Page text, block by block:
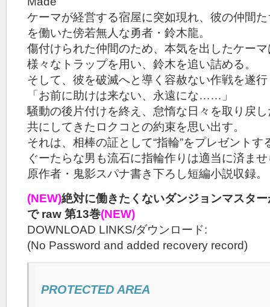
ケーマが経営する宿屋に突如現れ、彼の仲間
を働いた傍若無人な勇者・鈴木龍。
傷付けられた仲間のため、本気を出したケー
様々なトラップを用い、鈴木を追い詰める。
そして、彼を破滅へと導く容赦ない作戦を遂
「お前に助けは来ない、永遠にな……」
騒動の後片付けを終え、怠惰な日々を取り戻
共にしてきたロクコとの約束を思い出す。
それは、相棒の証として“指輪”をプレゼントす
ぐーたらな男も流石に指輪作りは適当に済ま
原作者・鬼影スパナ書き下ろし短編小説収録。
(NEW)絶対に働きたくないダンジョンマスタ
で raw 第13巻(NEW)
DOWNLOAD LINKS/ダウンロード:
(No Password and added recovery record)
PROTECTED AREA